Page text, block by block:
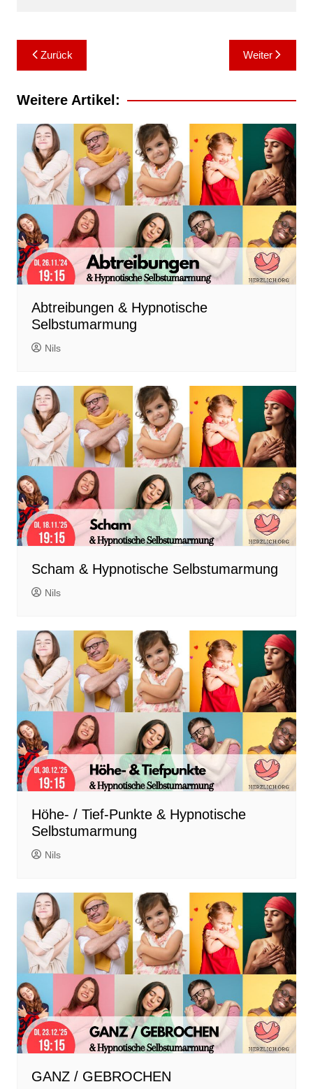
Zurück Weiter
Weitere Artikel:
Abtreibungen & Hypnotische
Selbstumarmung
Nils
Scham & Hypnotische Selbstumarmung
Nils
Höhe- / Tief-Punkte & Hypnotische
Selbstumarmung
Nils
GANZ / GEBROCHEN